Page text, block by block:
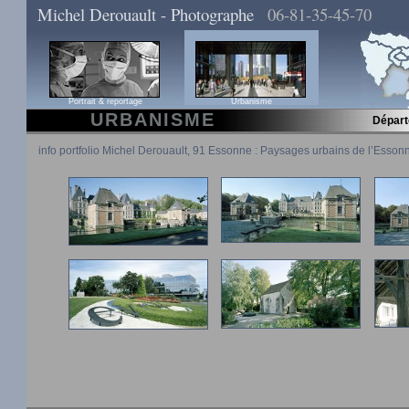
Michel Derouault - Photographe 06-81-35-45-70
Portrait & reportage Urbanisme
URBANISME
info portfolio Michel Derouault, 91 Essonne : Paysages urbains de